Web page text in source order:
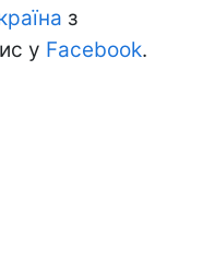
з
у Facebook.